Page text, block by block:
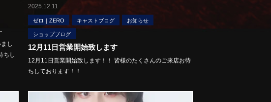
し
ちし
2025.12.11
ゼロ｜ZERO キャストブログ お知らせ
ショップブログ
12月11日営業開始致します
12月11日営業開始致します！！ 皆様のたくさんのご来店お待
ちしております！！